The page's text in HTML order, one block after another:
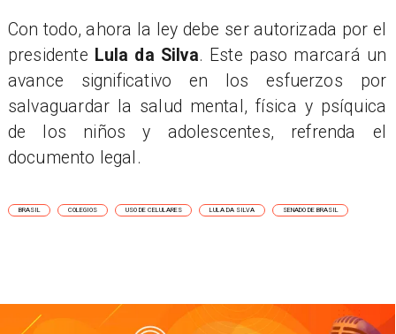
Con todo, ahora la ley debe ser autorizada por el
presidente Lula da Silva. Este paso marcará un
avance significativo en los esfuerzos por
salvaguardar la salud mental, física y psíquica
de los niños y adolescentes, refrenda el
documento legal.
BRASIL COLEGIOS USO DE CELULARES LULA DA SILVA SENADO DE BRASIL